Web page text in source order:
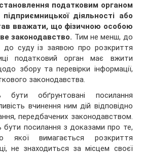
податковим органом
діяльності або
вважати, що фізичною особою
законодавство. Тим не менш, до
до суду із заявою про розкриття
податковий орган має вжити
збору та перевірки інформації,
законодавства.
обґрунтовані посилання
вчинення ним дій відповідно
передбачених законодавством.
посилання з доказами про те,
вимагається розкриття
не знаходиться за місцем своєї